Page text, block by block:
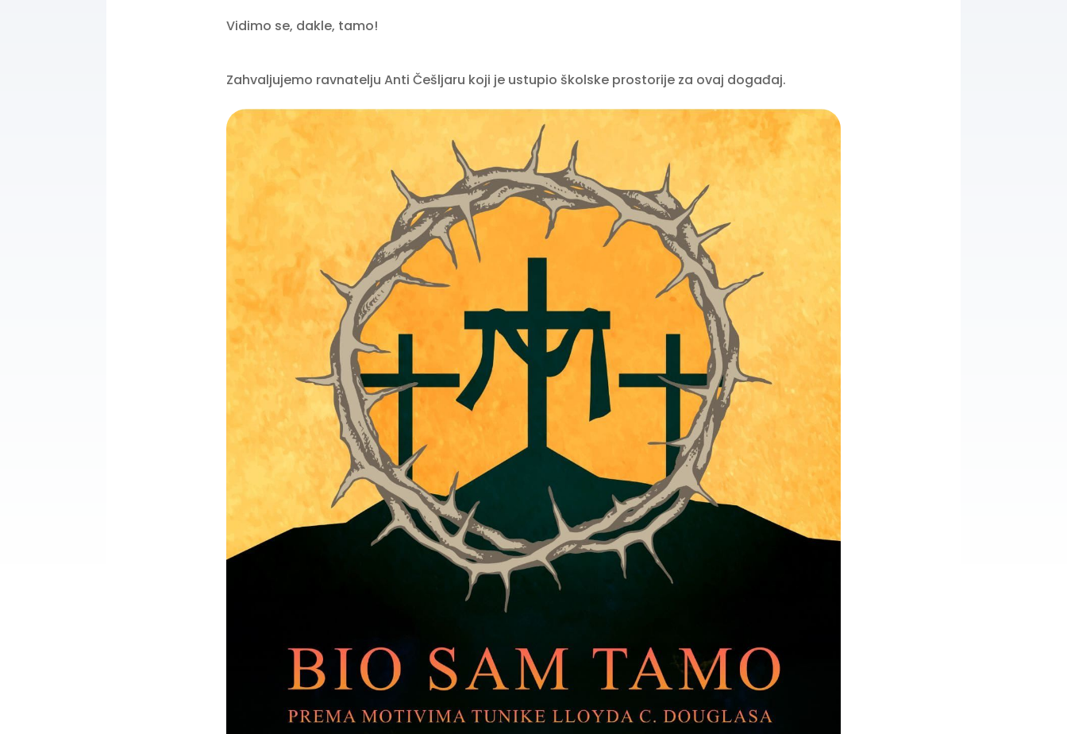
Vidimo se, dakle, tamo!
Zahvaljujemo ravnatelju Anti Češljaru koji je ustupio školske prostorije za ovaj događaj.